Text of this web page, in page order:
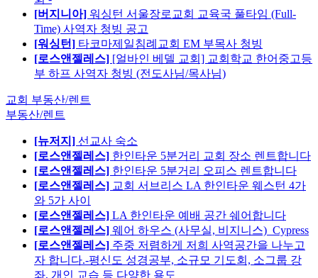
[버지니아] 워싱턴 서울장로교회 교육국 풀타임 (Full-
Time) 사역자 청빙 공고
[워싱턴] 타코마제일침례교회 EM 부목사 청빙
[로스앤젤레스] [얼바인 베델 교회] 교회학교 한어중고등
부 하프 사역자 청빙 (전도사님/목사님)
교회 부동산/렌트
부동산/렌트
[뉴저지] 선교사 숙소
[로스앤젤레스] 한인타운 5분거리 교회 장소 렌트합니다
[로스앤젤레스] 한인타운 5분거리 오피스 렌트합니다
[로스앤젤레스] 교회 서브리스 LA 한인타운 웨스턴 4가
와 5가 사이
[로스앤젤레스] LA 한인타운 예배 공간 쉐어합니다
[로스앤젤레스] 웨어 하우스 (사무실, 비지니스)_Cypress
[로스앤젤레스] 주중 저렴하게 저희 사역공간을 나누고
자 합니다.-평신도 성경공부, 소규모 기도회, 소그룹 강
좌, 개인 교습 등 다양한 용도